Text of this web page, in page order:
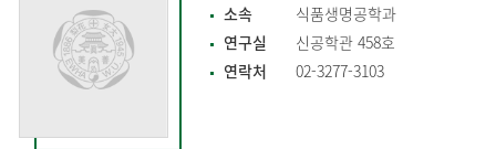
소속
식품생명공학과
연구실
신공학관 458호
연락처
02-3277-3103